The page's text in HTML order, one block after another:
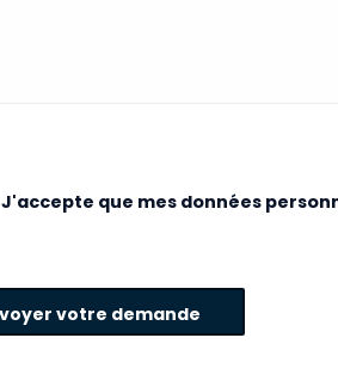
J'accepte que mes données